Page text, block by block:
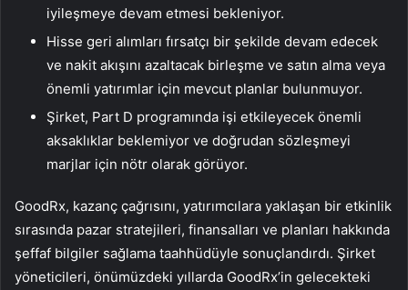
iyileşmeye devam etmesi bekleniyor.
Hisse geri alımları fırsatçı bir şekilde devam edecek
ve nakit akışını azaltacak birleşme ve satın alma veya
önemli yatırımlar için mevcut planlar bulunmuyor.
Şirket, Part D programında işi etkileyecek önemli
aksaklıklar beklemiyor ve doğrudan sözleşmeyi
marjlar için nötr olarak görüyor.
GoodRx, kazanç çağrısını, yatırımcılara yaklaşan bir etkinlik
sırasında pazar stratejileri, finansalları ve planları hakkında
şeffaf bilgiler sağlama taahhüdüyle sonuçlandırdı. Şirket
yöneticileri, önümüzdeki yıllarda GoodRx’in gelecekteki